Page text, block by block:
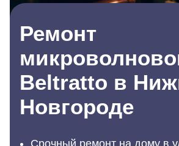
Ремонт
Beltratto в
Новгороде
Срочный ремонт на дому в